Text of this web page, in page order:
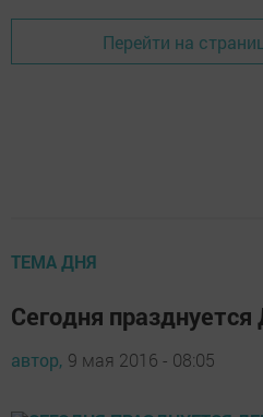
Перейти на
ТЕМА ДНЯ
Сегодня
автор, 9 мая 2016 - 08:05